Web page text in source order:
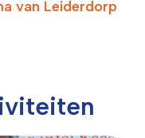
van Leiderdorp